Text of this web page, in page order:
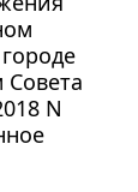
N